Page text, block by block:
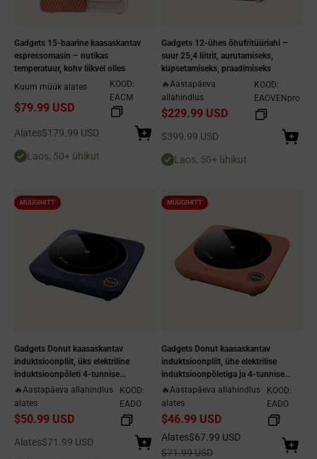
Gadgets 15-baarine kaasaskantav
espressomasin – nutikas
temperatuur, kohv liikvel olles
Kuum müük alates
$79.99 USD
KOOD:
EACM
Allahindlushind
Alates$179.99 USD
Laos, 50+ ühikut
Gadgets 12-ühes õhufritüüriahi –
suur 25,4 liitrit, aurutamiseks,
küpsetamiseks, praadimiseks
🔥Aastapäeva
allahindlus
$229.99 USD
KOOD:
EAOVENpro
Allahindlushind
$399.99 USD
Laos, 50+ ühikut
MÜÜGIHITT
Gadgets Donut kaasaskantav
induktsioonpliit, üks elektriline
induktsioonpõleti 4-tunnise
taimeriga - Midnight Dream -
pistikühendusega disain
🔥Aastapäeva allahindlus
alates
$50.99 USD
KOOD:
EADO
Allahindlushind
Alates$71.99 USD
MÜÜGIHITT
Gadgets Donut kaasaskantav
induktsioonpliit, ühe elektrilise
induktsioonpõletiga ja 4-tunnise
taimeriga - Orangina -
pistikühendusega disain
🔥Aastapäeva allahindlus
alates
$46.99 USD
KOOD:
EADO
Allahindlushind
Alates$67.99 USD
Tavaline hind
$71.99 USD